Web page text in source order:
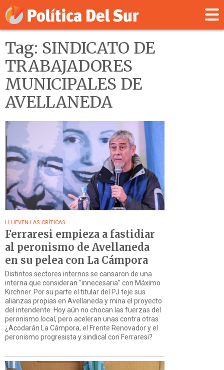
Tag: SINDICATO DE
TRABAJADORES
MUNICIPALES DE
AVELLANEDA
LLUEVEN LAS CRÍTICAS
Ferraresi empieza a fastidiar
al peronismo de Avellaneda
en su pelea con La Cámpora
Distintos sectores internos se cansaron de una
interna que consideran “innecesaria” con Máximo
Kirchner. Por su parte el titular del PJ teje sus
alianzas propias en Avellaneda y mina el proyecto
del intendente. Hoy aún no chocan las fuerzas del
peronismo local, pero aceleran unas contra otras.
¿Acodarán La Cámpora, el Frente Renovador y el
peronismo progresista y sindical con Ferraresi?